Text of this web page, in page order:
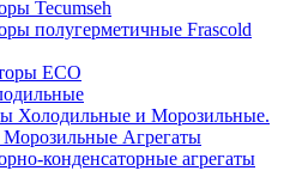
Tecumseh
полугерметичные Frascold
ECO
Холодильные и Морозильные.
Агрегаты
конденсаторные агрегаты